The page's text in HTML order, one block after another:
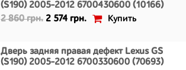
(S190) 2005-2012 6700430600 (10166)
2 860 грн. 2 574 грн. Купить
Дверь задняя правая дефект Lexus GS
(S190) 2005-2012 6700330600 (70693)